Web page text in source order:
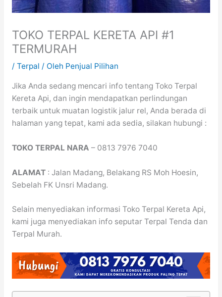
TOKO TERPAL KERETA API #1
TERMURAH
/ Terpal / Oleh Penjual Pilihan
Jika Anda sedang mencari info tentang Toko Terpal
Kereta Api, dan ingin mendapatkan perlindungan
terbaik untuk muatan logistik jalur rel, Anda berada di
halaman yang tepat, kami ada sedia, silakan hubungi :
TOKO TERPAL NARA – 0813 7976 7040
ALAMAT: Jalan Madang, Belakang RS Moh Hoesin,
Sebelah FK Unsri Madang.
Selain menyediakan informasi Toko Terpal Kereta Api,
kami juga menyediakan info seputar Terpal Tenda dan
Terpal Murah.